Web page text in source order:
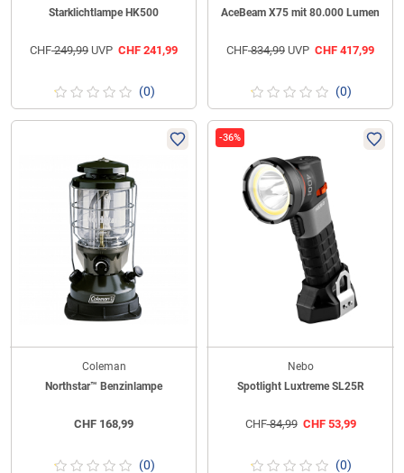
Starklichtlampe HK500
CHF249,99 UVP CHF 241,99
(0)
AceBeam X75 mit 80.000 Lumen
CHF834,99 UVP CHF 417,99
(0)
Coleman
Northstar™ Benzinlampe
CHF 168,99
(0)
-36%
Nebo
Spotlight Luxtreme SL25R
CHF84,99 CHF53,99
(0)